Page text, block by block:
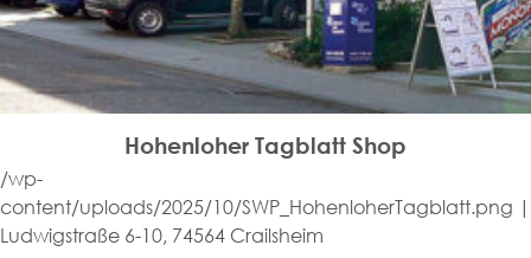
Hohenloher Tagblatt Shop
/wp-
content/uploads/2025/10/SWP_HohenloherTagblatt.png |
Ludwigstraße 6-10, 74564 Crailsheim